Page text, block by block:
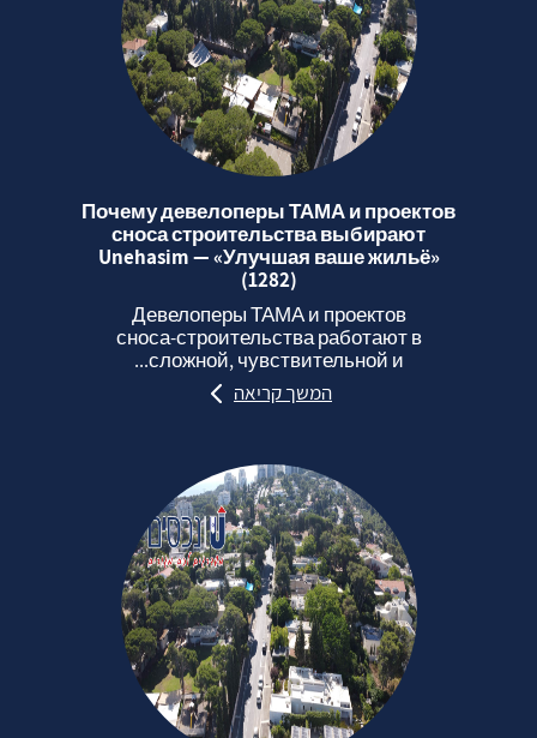
Почему девелоперы ТАМА и проектов
сноса строительства выбирают
Unehasim — «Улучшая ваше жильё»
(1282)
Девелоперы ТАМА и проектов
сноса‑строительства работают в
сложной, чувствительной и...
המשך קריאה